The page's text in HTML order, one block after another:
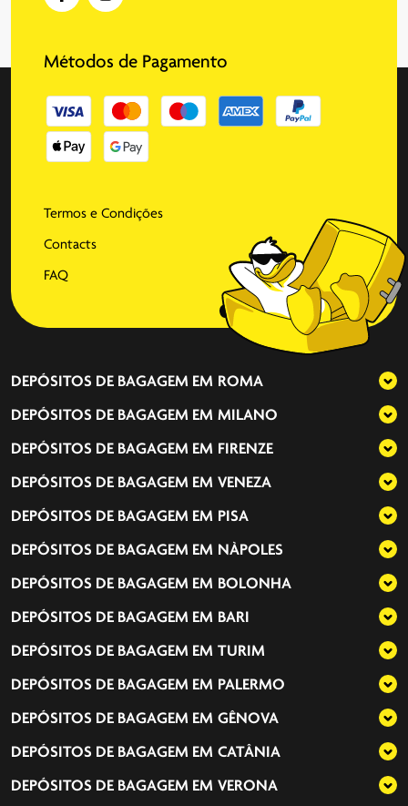
Métodos de Pagamento
Termos e Condições
Contacts
FAQ
DEPÓSITOS DE BAGAGEM EM ROMA
DEPÓSITOS DE BAGAGEM EM MILANO
DEPÓSITOS DE BAGAGEM EM FIRENZE
DEPÓSITOS DE BAGAGEM EM VENEZA
DEPÓSITOS DE BAGAGEM EM PISA
DEPÓSITOS DE BAGAGEM EM NÀPOLES
DEPÓSITOS DE BAGAGEM EM BOLONHA
DEPÓSITOS DE BAGAGEM EM BARI
DEPÓSITOS DE BAGAGEM EM TURIM
DEPÓSITOS DE BAGAGEM EM PALERMO
DEPÓSITOS DE BAGAGEM EM GÊNOVA
DEPÓSITOS DE BAGAGEM EM CATÂNIA
DEPÓSITOS DE BAGAGEM EM VERONA